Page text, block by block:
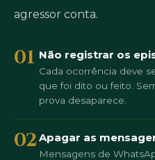
agressor conta.
01 Não registrar os
Cada ocorrência deve
que foi dito ou feito.
prova desaparece.
02Apagar as
Mensagens de